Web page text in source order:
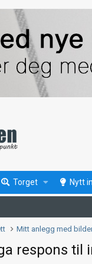
Torget Nytt
Mitt anlegg med
respons til